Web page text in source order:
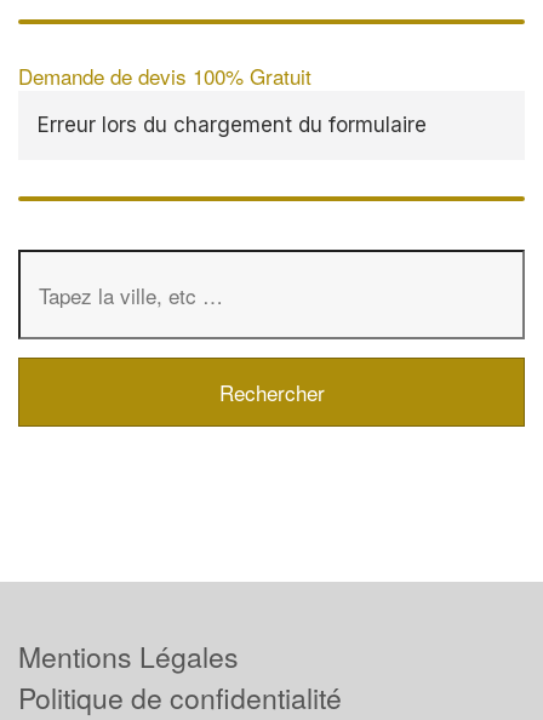
Demande de devis 100% Gratuit
Erreur lors du chargement du formulaire
Mentions Légales
Politique de confidentialité